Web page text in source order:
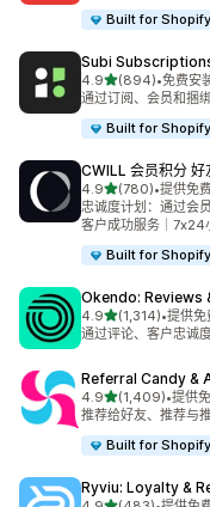
Built for Shopify
Subi
4.9星（满分 5 星）
(894)
总共 894 条评论
•免费安
通过订阅、会员和捆
Built for Shopify
CWILL 会员积分 好
4.9星（满分 5 星）
(780)
总共 780 条评论
•提供免
忠诚度计划：通过会
客户成功服务｜7x24
Built for Shopify
Okendo: Reviews
4.9星（满分 5 星）
(1,314)
总共 1314 条评论
•提供免
通过评论、客户忠诚
Referral Candy &
4.9星（满分 5 星）
(1,409)
总共 1409 条评论
•提供
推荐给好友、推荐与
Built for Shopify
Ryviu: Loyalty &